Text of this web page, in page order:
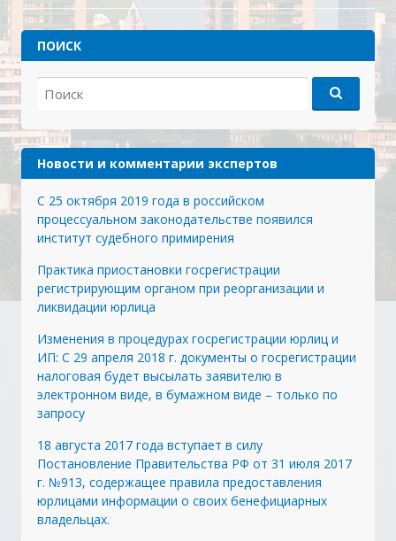
ПОИСК
Новости и комментарии экспертов
С 25 октября 2019 года в российском
процессуальном законодательстве появился
институт судебного примирения
Практика приостановки госрегистрации
регистрирующим органом при реорганизации и
ликвидации юрлица
Изменения в процедурах госрегистрации юрлиц и
ИП: С 29 апреля 2018 г. документы о госрегистрации
налоговая будет высылать заявителю в
электронном виде, в бумажном виде – только по
запросу
18 августа 2017 года вступает в силу
Постановление Правительства РФ от 31 июля 2017
г. №913, содержащее правила предоставления
юрлицами информации о своих бенефициарных
владельцах.